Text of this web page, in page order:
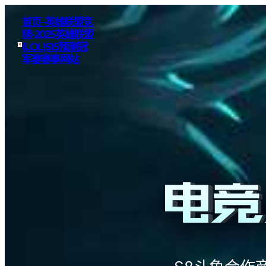
首页–英雄联盟竞
猜-2025英雄联盟
(LOL)S15预测冠
军赛赛事网站